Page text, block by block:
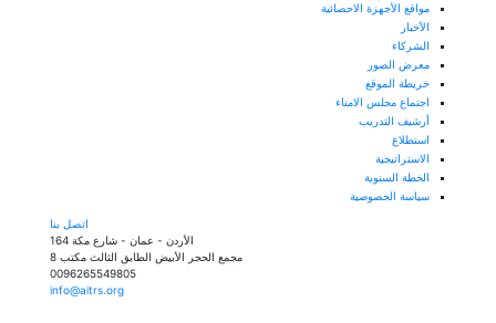
مواقع الأجهزة الاحصائية
الأخبار
الشركاء
معرض الصور
خريطة الموقع
اجتماع مجلس الامناء
أرشيف التدريب
استطلاع
الاستراتيجية
الخطة السنوية
سياسة الخصوصية
الأردن - عمان - شارع مكة 164
مجمع الحجر الأبيض الطابق الثالث مكتب 8
0096265549805
info@aitrs.org